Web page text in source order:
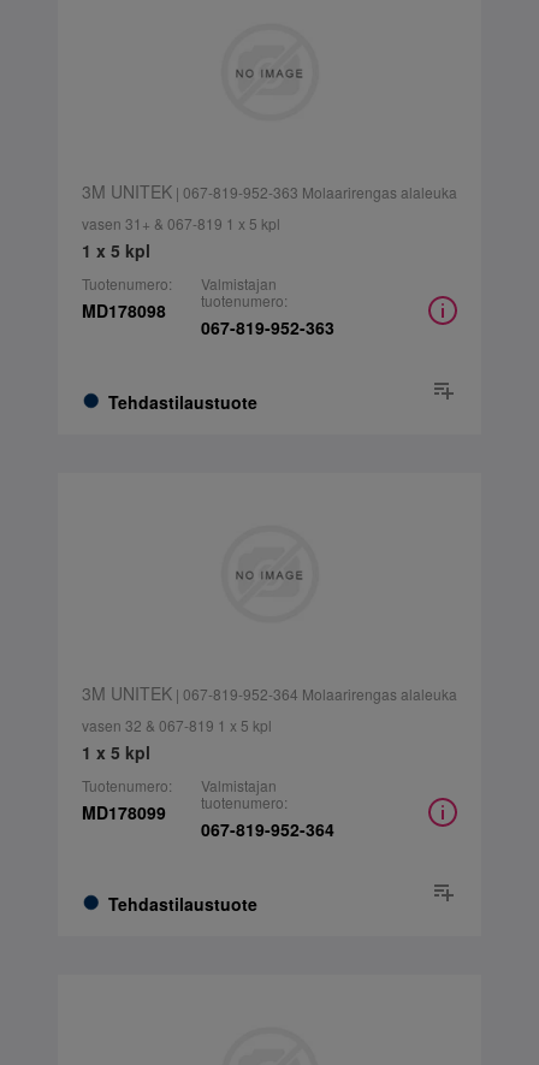
3M UNITEK| 067-819-952-363 Molaarirengas alaleuka
vasen 31+ & 067-819 1 x 5 kpl
1 x 5 kpl
Tuotenumero:
MD178098
Tehdastilaustuote
Valmistajan
tuotenumero:
067-819-952-363
3M UNITEK| 067-819-952-364 Molaarirengas alaleuka
vasen 32 & 067-819 1 x 5 kpl
1 x 5 kpl
Tuotenumero:
MD178099
Tehdastilaustuote
Valmistajan
tuotenumero:
067-819-952-364